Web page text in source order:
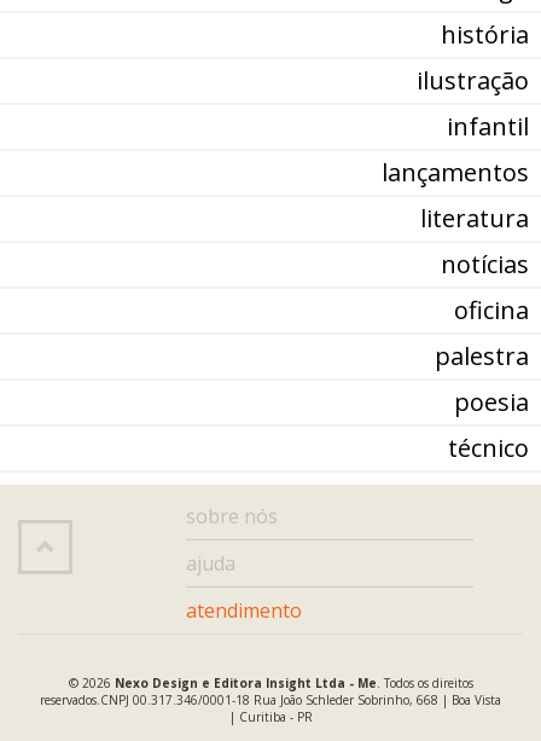
história
ilustração
infantil
lançamentos
literatura
notícias
oficina
palestra
poesia
técnico
sobre nós
ajuda
atendimento
© 2026 Nexo Design e Editora Insight Ltda - Me. Todos os direitos
reservados.CNPJ 00.317.346/0001-18 Rua João Schleder Sobrinho, 668 | Boa Vista
| Curitiba - PR